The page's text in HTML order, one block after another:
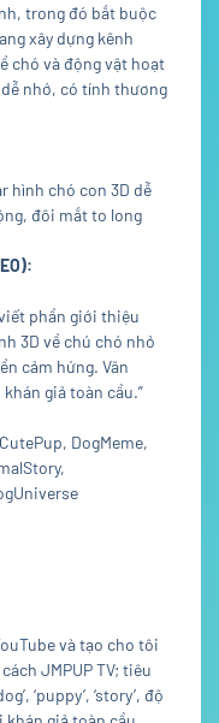
trong đó bắt buộc
xây dựng kênh
chó và động vật hoạt
dễ nhớ, có tính thương
hình chó con 3D dễ
đôi mắt to long
phần giới thiệu
3D về chú chó nhỏ
cảm hứng. Văn
giả toàn cầu.”
DogMeme,
và tạo cho tôi
JMPUP TV; tiêu
‘puppy’, ‘story’, độ